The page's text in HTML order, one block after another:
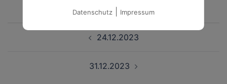
Beitragsnavigation
24.12.2023
31.12.2023
Datenschutz| Impressum